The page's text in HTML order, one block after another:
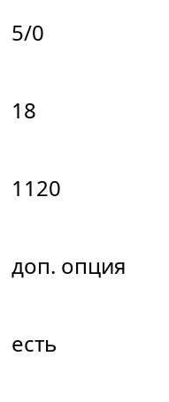
5/0
18
1120
доп. опция
есть